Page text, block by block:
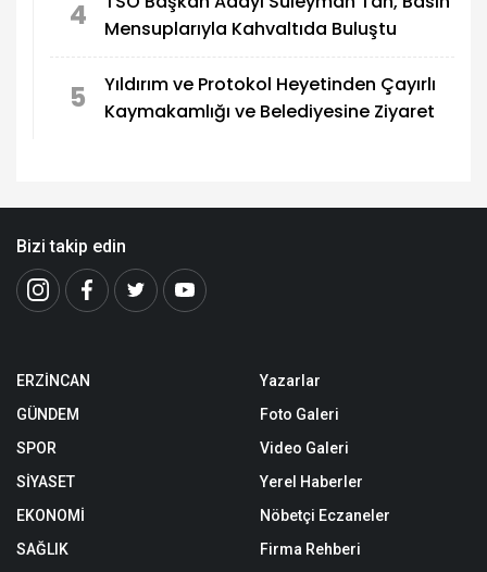
4
Mensuplarıyla Kahvaltıda Buluştu
5
Yıldırım ve Protokol Heyetinden Çayırlı
Kaymakamlığı ve Belediyesine Ziyaret
Bizi takip edin
ERZİNCAN
GÜNDEM
SPOR
SİYASET
EKONOMİ
SAĞLIK
Yazarlar
Foto Galeri
Video Galeri
Yerel Haberler
Nöbetçi Eczaneler
Firma Rehberi